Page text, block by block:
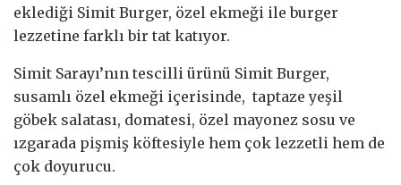
eklediği Simit Burger, özel ekmeği ile burger
lezzetine farklı bir tat katıyor.
Simit Sarayı’nın tescilli ürünü Simit Burger,
susamlı özel ekmeği içerisinde, taptaze yeşil
göbek salatası, domatesi, özel mayonez sosu ve
ızgarada pişmiş köftesiyle hem çok lezzetli hem de
çok doyurucu.